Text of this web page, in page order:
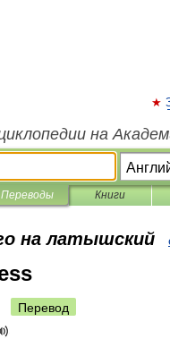
на
Переводы Книги
на латышский
Перевод